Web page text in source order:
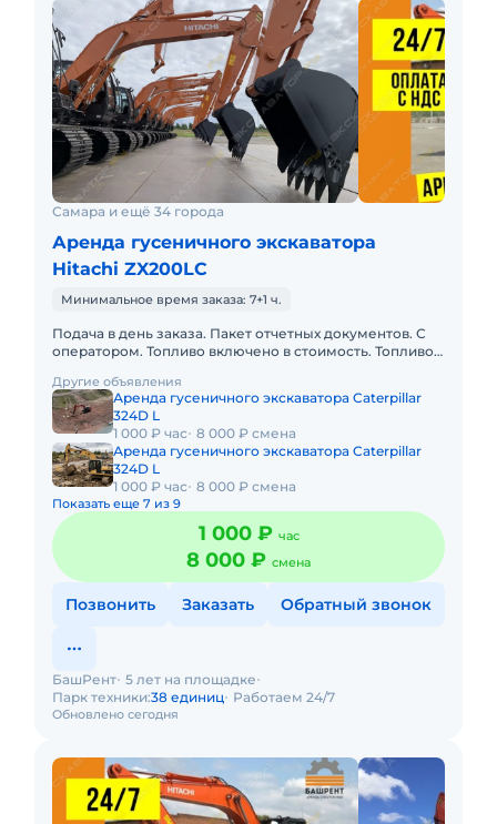
Самара и ещё 34 города
Аренда гусеничного экскаватора
Hitachi ZX200LC
Минимальное время заказа: 7+1 ч.
Подача в день заказа. Пакет отчетных документов. С
оператором. Топливо включено в стоимость. Топливо
Краткосрочная а
Другие объявления
Аренда гусеничного экскаватора Caterpillar
324D L
1 000 ₽ час
8 000 ₽ смена
Аренда гусеничного экскаватора Caterpillar
324D L
1 000 ₽ час
8 000 ₽ смена
Показать еще 7 из 9
1 000 ₽ час
8 000 ₽ смена
Позвонить Заказать Обратный звонок
Обновлено сегодня
БашРент 5 лет на площадке
Парк техники:38 единиц Работаем 24/7